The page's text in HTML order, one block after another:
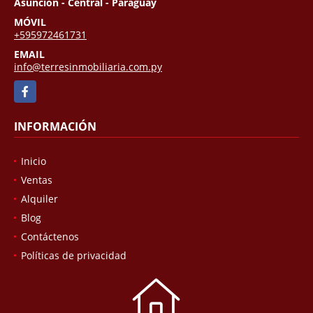
Asunción - Paraguay
Asunción - Central - Paraguay
MÓVIL
+595972461731
EMAIL
info@terresinmobiliaria.com.py
Facebook
Inicio
Ventas
Alquiler
Blog
Contáctenos